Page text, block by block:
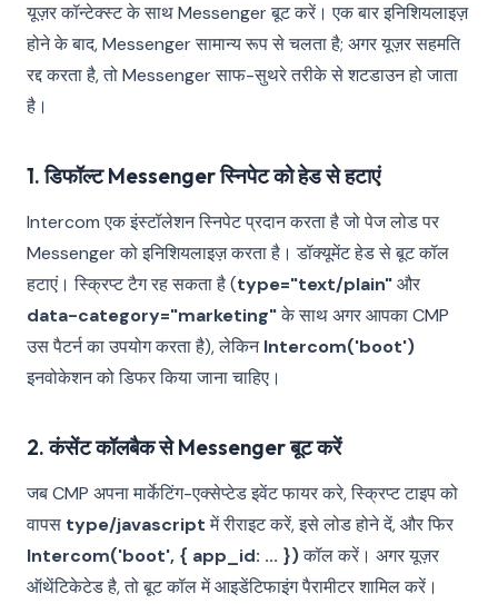
यूज़र कॉन्टेक्स्ट के साथ Messenger बूट करें। एक बार इनिशियलाइज़
होने के बाद, Messenger सामान्य रूप से चलता है; अगर यूज़र सहमति
रद्द करता है, तो Messenger साफ-सुथरे तरीके से शटडाउन हो जाता
है।
1. डिफॉल्ट Messenger स्निपेट को हेड से हटाएं
Intercom एक इंस्टॉलेशन स्निपेट प्रदान करता है जो पेज लोड पर
Messenger को इनिशियलाइज़ करता है। डॉक्यूमेंट हेड से बूट कॉल
हटाएं। स्क्रिप्ट टैग रह सकता है (type="text/plain"और
data-category="marketing"के साथ अगर आपका CMP
उस पैटर्न का उपयोग करता है), लेकिनIntercom('boot')
इनवोकेशन को डिफर किया जाना चाहिए।
2. कंसेंट कॉलबैक से Messenger बूट करें
जब CMP अपना मार्केटिंग-एक्सेप्टेड इवेंट फायर करे, स्क्रिप्ट टाइप को
वापस type/javascriptमें रीराइट करें, इसे लोड होने दें, और फिर
Intercom('boot', { app_id: ... })कॉल करें। अगर यूज़र
ऑथेंटिकेटेड है, तो बूट कॉल में आइडेंटिफाइंग पैरामीटर शामिल करें।